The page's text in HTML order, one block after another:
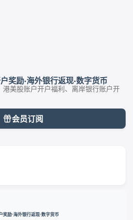
奖励·海外银行返现·数字货币
美股账户开户福利、离岸银行账户开
会员订阅
励·海外银行返现·数字货币